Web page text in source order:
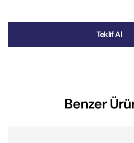
Teklif Al
Benzer